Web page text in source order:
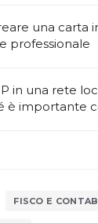
una carta
professionale
in una rete
è importante
FISCO E